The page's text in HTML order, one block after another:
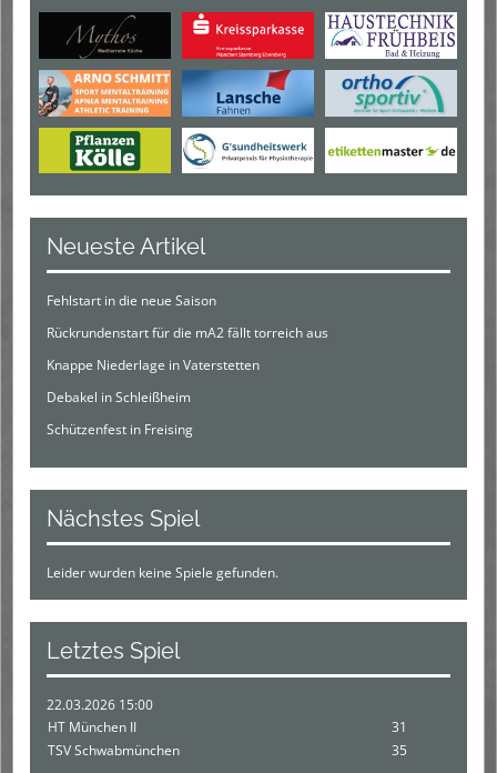
Neueste Artikel
Fehlstart in die neue Saison
Rückrundenstart für die mA2 fällt torreich aus
Knappe Niederlage in Vaterstetten
Debakel in Schleißheim
Schützenfest in Freising
Nächstes Spiel
Leider wurden keine Spiele gefunden.
Letztes Spiel
22.03.2026 15:00
HT München II
31
TSV Schwabmünchen
35